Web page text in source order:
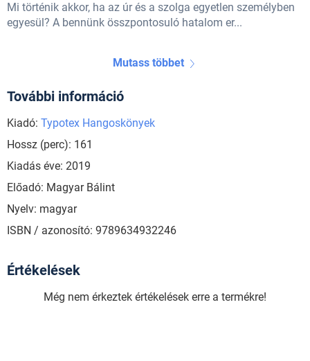
Mi történik akkor, ha az úr és a szolga egyetlen személyben
egyesül? A bennünk összpontosuló hatalom er...
Mutass többet
További információ
Kiadó: Typotex Hangoskönyek
Hossz (perc): 161
Kiadás éve: 2019
Előadó: Magyar Bálint
Nyelv: magyar
ISBN / azonosító: 9789634932246
Értékelések
Még nem érkeztek értékelések erre a termékre!